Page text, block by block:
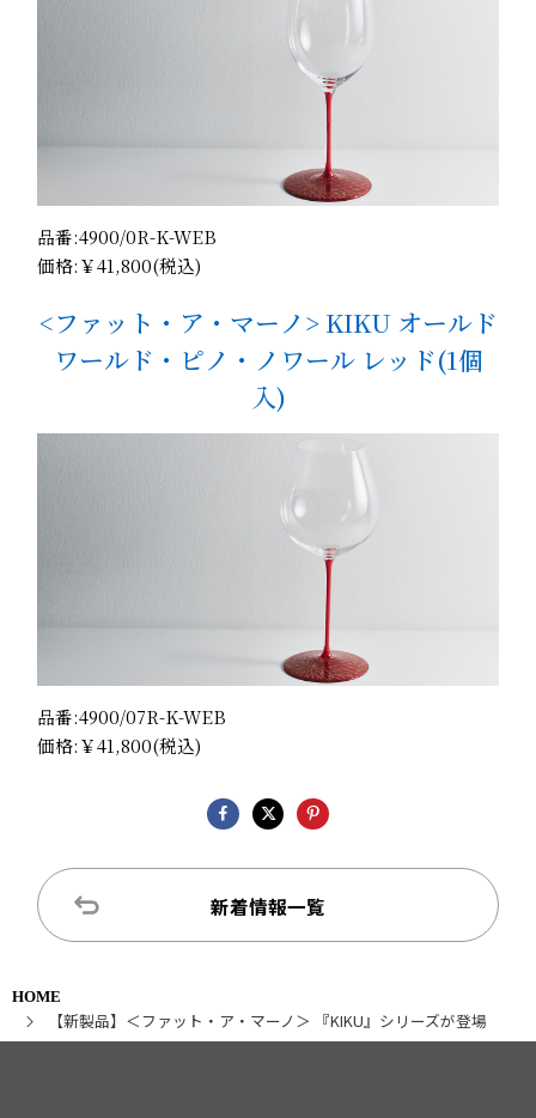
品番:4900/0R-K-WEB
価格:￥41,800(税込)
<ファット・ア・マーノ> KIKU オールド
ワールド・ピノ・ノワール レッド(1個
入)
品番:4900/07R-K-WEB
価格:￥41,800(税込)
新着情報一覧
HOME
【新製品】＜ファット・ア・マーノ＞ 『KIKU』シリーズが登場